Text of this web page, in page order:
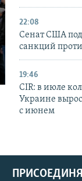
22:08
Сенат США
санкций
19:46
CIR: в июле
Украине
с июнем